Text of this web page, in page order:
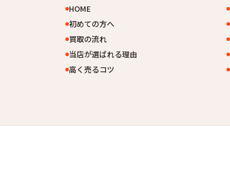
HOME
初めての方へ
買取の流れ
当店が選ばれる理由
高く売るコツ